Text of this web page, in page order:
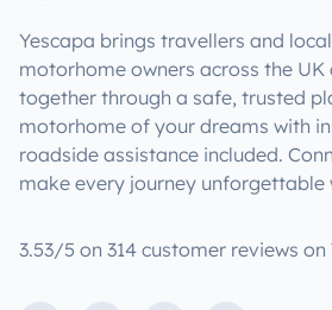
Yescapa brings travellers and
motorhome owners across the UK
together through a safe, trusted
motorhome of your dreams with
roadside assistance included.
make every journey unforgettable
3.53/5 on 314 customer reviews on